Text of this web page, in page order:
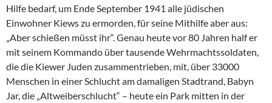
Hilfe bedarf, um Ende September 1941 alle jüdischen
Einwohner Kiews zu ermorden, für seine Mithilfe aber aus:
„Aber schießen müsst ihr“. Genau heute vor 80 Jahren half er
mit seinem Kommando über tausende Wehrmachtssoldaten,
die die Kiewer Juden zusammentrieben, mit, über 33000
Menschen in einer Schlucht am damaligen Stadtrand, Babyn
Jar, die „Altweiberschlucht“ – heute ein Park mitten in der